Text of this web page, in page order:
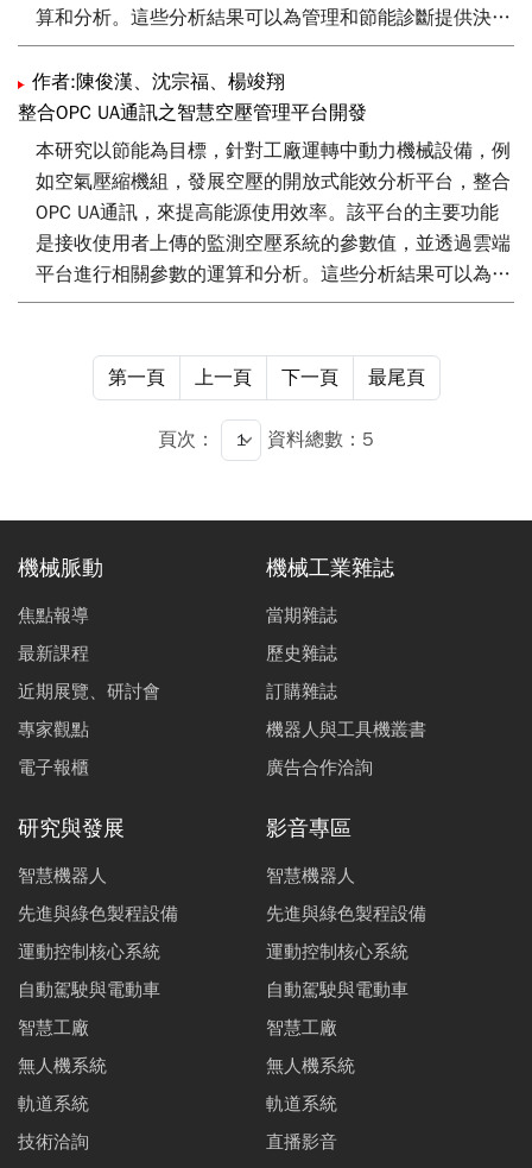
算和分析。這些分析結果可以為管理和節能診斷提供決策
依據。
作者:陳俊漢、沈宗福、楊竣翔
整合OPC UA通訊之智慧空壓管理平台開發
本研究以節能為目標，針對工廠運轉中動力機械設備，例
如空氣壓縮機組，發展空壓的開放式能效分析平台，整合
OPC UA通訊，來提高能源使用效率。該平台的主要功能
是接收使用者上傳的監測空壓系統的參數值，並透過雲端
平台進行相關參數的運算和分析。這些分析結果可以為管
理和節能診斷提供決策依據。
第一頁 上一頁 下一頁 最尾頁
頁次： 資料總數：5
機械脈動
焦點報導
最新課程
近期展覽、研討會
專家觀點
電子報櫃
機械工業雜誌
當期雜誌
歷史雜誌
訂購雜誌
機器人與工具機叢書
廣告合作洽詢
研究與發展
智慧機器人
先進與綠色製程設備
運動控制核心系統
自動駕駛與電動車
智慧工廠
無人機系統
軌道系統
技術洽詢
影音專區
智慧機器人
先進與綠色製程設備
運動控制核心系統
自動駕駛與電動車
智慧工廠
無人機系統
軌道系統
直播影音